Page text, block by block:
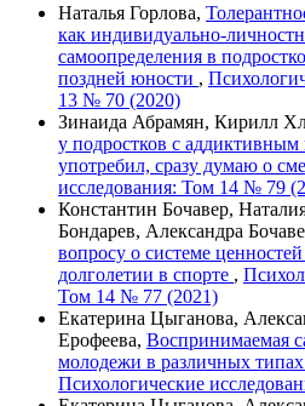
Наталья Горлова,
как индивидуально-
самоопределения в
поздней юности ,
13 № 70 (2020)
Зинаида Абрамян, Кирилл
у подростков с
употребил, сразу думаю о
исследования: Том 14 № 79
Константин Бочавер,
Бондарев, Александра
вопросу о системе
долголетии в спорте ,
Том 14 № 77 (2021)
Екатерина Цыганова,
Ерофеева, Воспринимаемая
молодежи в различных
Психологические